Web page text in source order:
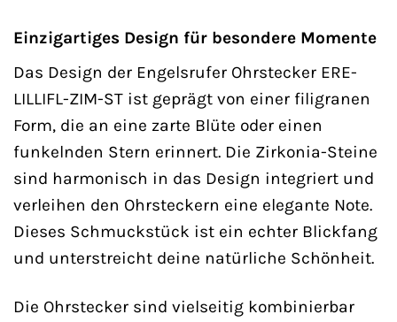
Einzigartiges Design für besondere Momente
Das Design der Engelsrufer Ohrstecker ERE-
LILLIFL-ZIM-ST ist geprägt von einer filigranen
Form, die an eine zarte Blüte oder einen
funkelnden Stern erinnert. Die Zirkonia-Steine
sind harmonisch in das Design integriert und
verleihen den Ohrsteckern eine elegante Note.
Dieses Schmuckstück ist ein echter Blickfang
und unterstreicht deine natürliche Schönheit.
Die Ohrstecker sind vielseitig kombinierbar